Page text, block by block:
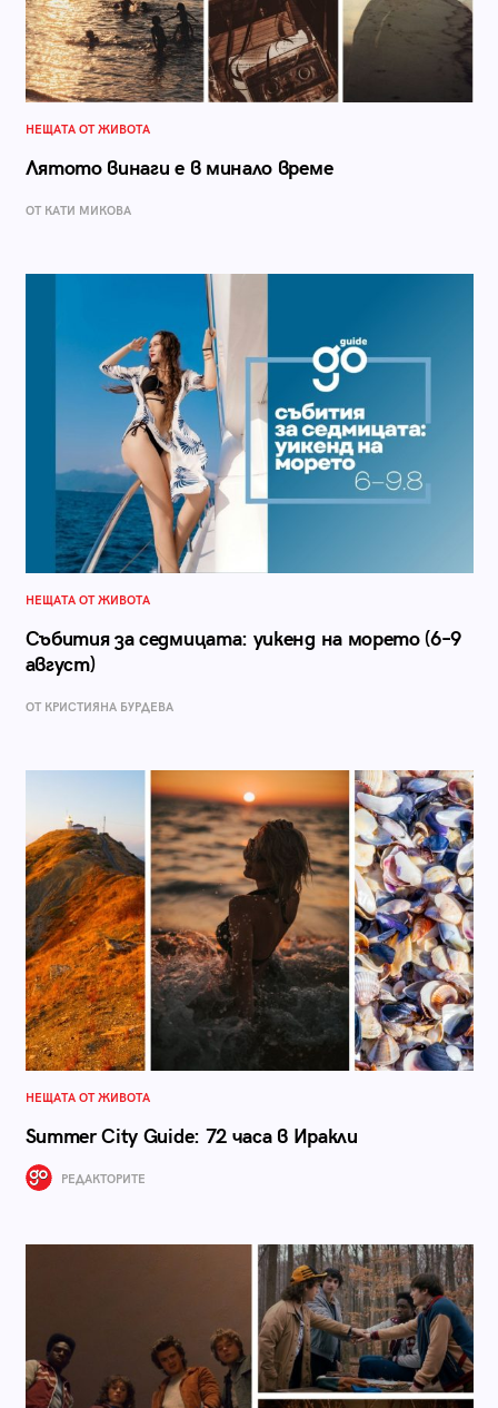
НЕЩАТА ОТ ЖИВОТА
Лятото винаги е в минало време
ОТ КАТИ МИКОВА
НЕЩАТА ОТ ЖИВОТА
Събития за седмицата: уикенд на морето (6–9
август)
ОТ КРИСТИЯНА БУРДЕВА
НЕЩАТА ОТ ЖИВОТА
Summer City Guide: 72 часа в Иракли
РЕДАКТОРИТЕ